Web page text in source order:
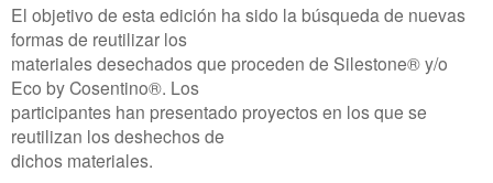
El objetivo de esta edición ha sido la búsqueda de nuevas
formas de reutilizar los
materiales desechados que proceden de Silestone® y/o
Eco by Cosentino®. Los
participantes han presentado proyectos en los que se
reutilizan los deshechos de
dichos materiales.